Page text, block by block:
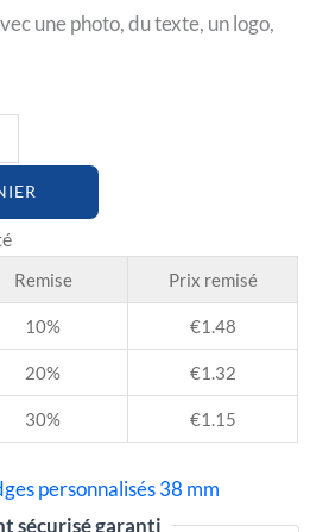
une photo, du texte, un logo,
Remise Prix remisé
10% €1.48
20% €1.32
30% €1.15
personnalisés 38 mm
sécurisé garanti